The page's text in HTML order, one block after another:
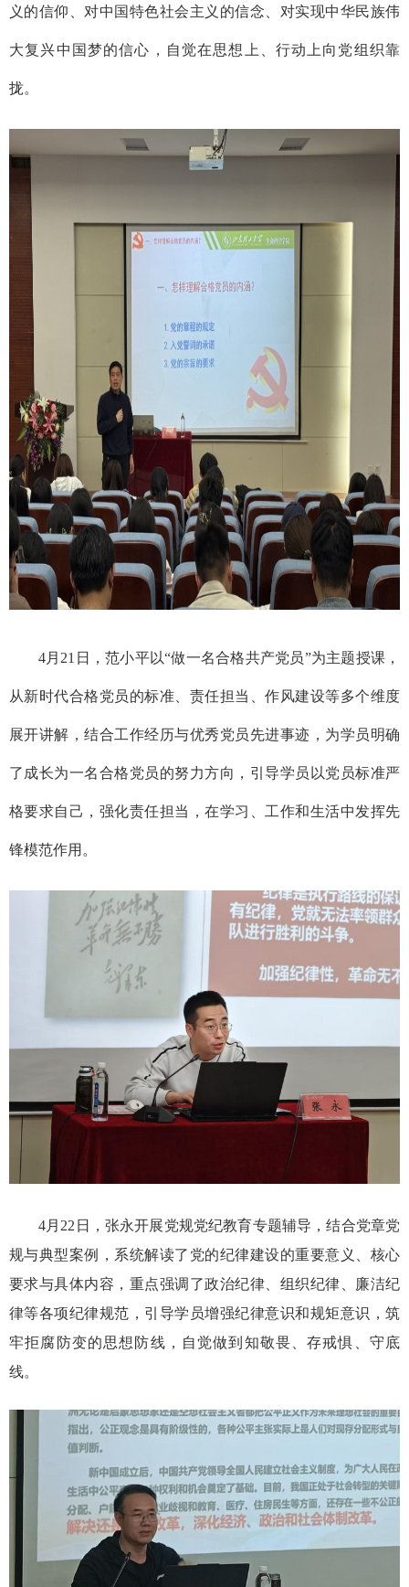
义的信仰、对中国特色社会主义的信念、对实现中华民族伟
大复兴中国梦的信心，自觉在思想上、行动上向党组织靠
拢。
4月21日，范小平以“做一名合格共产党员”为主题授课，
从新时代合格党员的标准、责任担当、作风建设等多个维度
展开讲解，结合工作经历与优秀党员先进事迹，为学员明确
了成长为一名合格党员的努力方向，引导学员以党员标准严
格要求自己，强化责任担当，在学习、工作和生活中发挥先
锋模范作用。
4月22日， 张永开展党规党纪教育专题辅导，结合党章党
规与典型案例，系统解读了党的纪律建设的重要意义、核心
要求与具体内容，重点强调了政治纪律、组织纪律、廉洁纪
律等各项纪律规范，引导学员增强纪律意识和规矩意识，筑
牢拒腐防变的思想防线，自觉做到知敬畏、存戒惧、守底
线。